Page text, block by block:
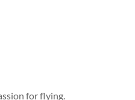
for flying.